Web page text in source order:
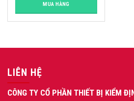
MUA HÀNG
LIÊN HỆ
CÔNG TY CỔ PHẦN THIẾT BỊ KIỂM